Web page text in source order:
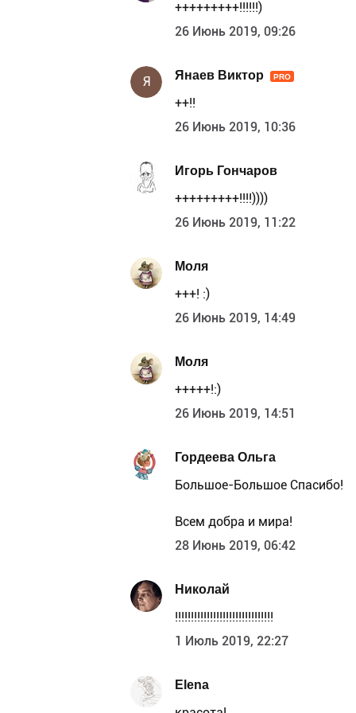
+++++++++!!!!!!)
26 Июнь 2019, 09:26
Я Янаев Виктор PRO
++!!
26 Июнь 2019, 10:36
Игорь Гончаров
+++++++++!!!!))))
26 Июнь 2019, 11:22
Моля
+++! :)
26 Июнь 2019, 14:49
Моля
+++++!:)
26 Июнь 2019, 14:51
Гордеева Ольга
Большое-Большое Спасибо!
Всем добра и мира!
28 Июнь 2019, 06:42
Николай
!!!!!!!!!!!!!!!!!!!!!!!!!!!!!!!
1 Июль 2019, 22:27
Elena